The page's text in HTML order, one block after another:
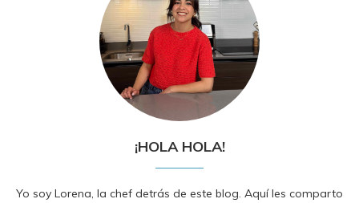
¡HOLA HOLA!
Yo soy Lorena, la chef detrás de este blog. Aquí les comparto